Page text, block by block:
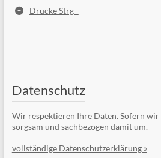
Drücke Strg -
Datenschutz
Wir respektieren Ihre Daten. Sofern
sorgsam und sachbezogen damit um.
vollständige Datenschutzerklärung »